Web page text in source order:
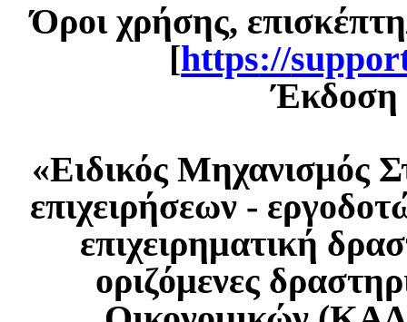
Όροι χρήσης,
[https://
Έκδοση
«Ειδικός Μηχανισμός
επιχειρήσεων -
επιχειρηματική
οριζόμενες